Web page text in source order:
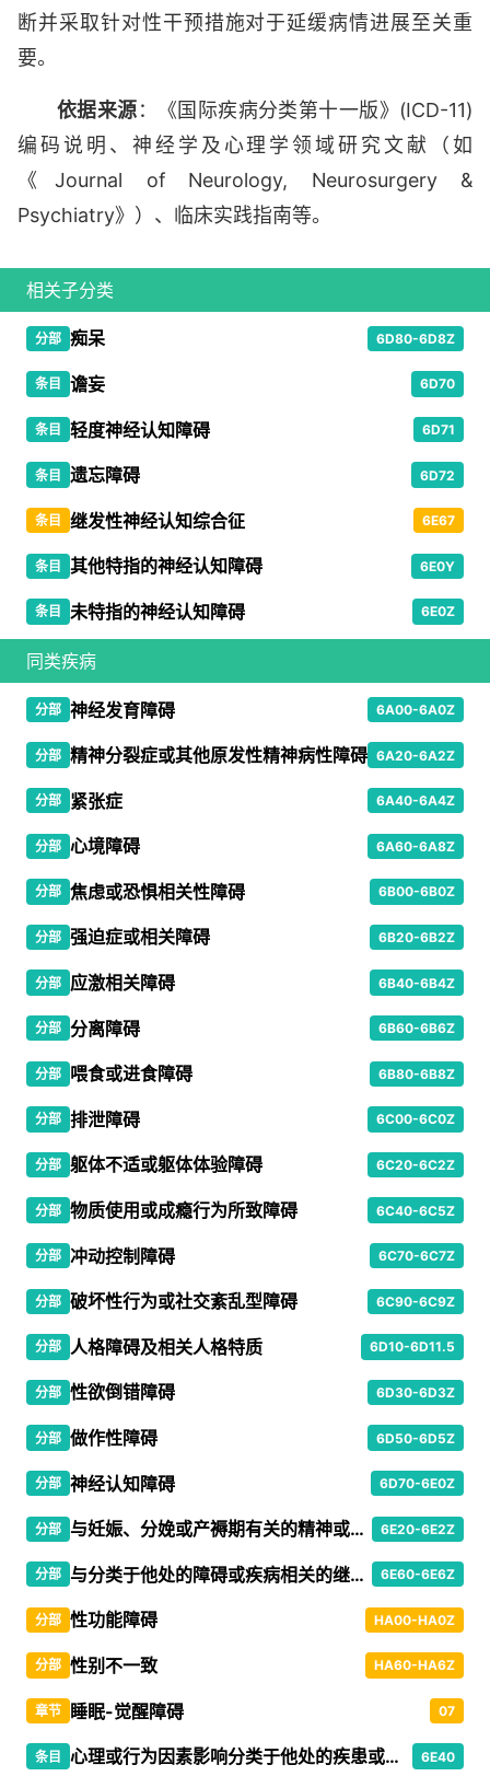
断并采取针对性干预措施对于延缓病情进展至关重
要。
依据来源：《国际疾病分类第十一版》(ICD-11)
编码说明、神经学及心理学领域研究文献（如
《Journal of Neurology, Neurosurgery &
Psychiatry》）、临床实践指南等。
相关子分类
分部 痴呆 6D80-6D8Z
条目 谵妄 6D70
条目 轻度神经认知障碍 6D71
条目 遗忘障碍 6D72
条目 继发性神经认知综合征 6E67
条目 其他特指的神经认知障碍 6E0Y
条目 未特指的神经认知障碍 6E0Z
同类疾病
分部 神经发育障碍 6A00-6A0Z
分部 精神分裂症或其他原发性精神病性障碍 6A20-6A2Z
分部 紧张症 6A40-6A4Z
分部 心境障碍 6A60-6A8Z
分部 焦虑或恐惧相关性障碍 6B00-6B0Z
分部 强迫症或相关障碍 6B20-6B2Z
分部 应激相关障碍 6B40-6B4Z
分部 分离障碍 6B60-6B6Z
分部 喂食或进食障碍 6B80-6B8Z
分部 排泄障碍 6C00-6C0Z
分部 躯体不适或躯体体验障碍 6C20-6C2Z
分部 物质使用或成瘾行为所致障碍 6C40-6C5Z
分部 冲动控制障碍 6C70-6C7Z
分部 破坏性行为或社交紊乱型障碍 6C90-6C9Z
分部 人格障碍及相关人格特质 6D10-6D11.5
分部 性欲倒错障碍 6D30-6D3Z
分部 做作性障碍 6D50-6D5Z
分部 神经认知障碍 6D70-6E0Z
分部 与妊娠、分娩或产褥期有关的精神或行为障碍 6E20-6E2Z
分部 与分类于他处的障碍或疾病相关的继发性精神或行为综合征 6E60-6E6Z
分部 性功能障碍 HA00-HA0Z
分部 性别不一致 HA60-HA6Z
章节 睡眠-觉醒障碍 07
条目 心理或行为因素影响分类于他处的疾患或疾病 6E40